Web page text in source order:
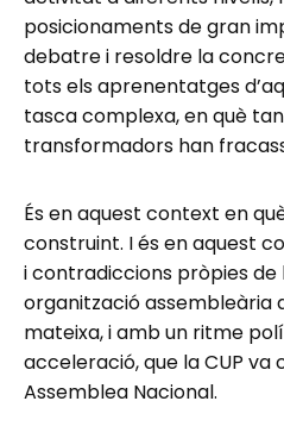
posicionaments de gran
debatre i resoldre la
tots els aprenentatges
tasca complexa, en què
transformadors han
És en aquest context en
construint. I és en aquest
i contradiccions pròpies de
organització assembleària
mateixa, i amb un ritme
acceleració, que la CUP
Assemblea Nacional.